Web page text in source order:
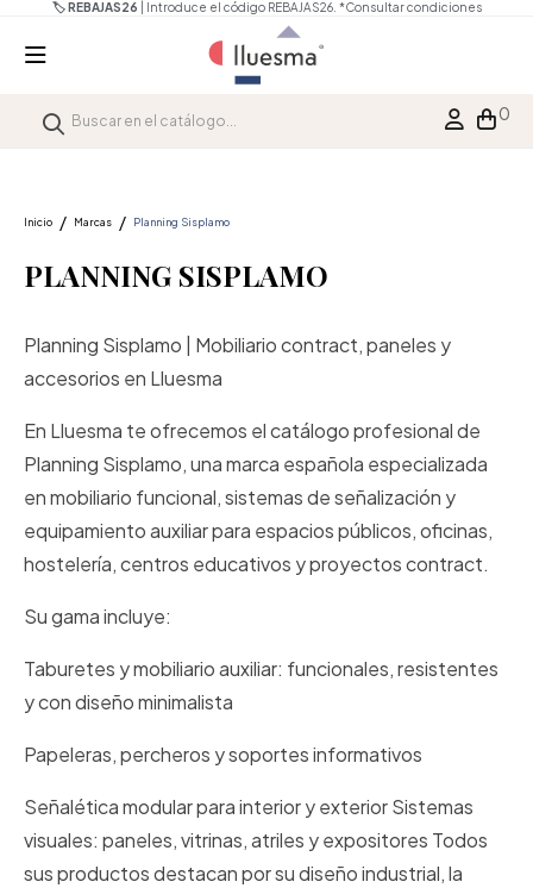
🏷️ REBAJAS26 | Introduce el código REBAJAS26. *Consultar condiciones
0
Inicio Marcas Planning Sisplamo
PLANNING SISPLAMO
Planning Sisplamo | Mobiliario contract, paneles y
accesorios en Lluesma
En Lluesma te ofrecemos el catálogo profesional de
Planning Sisplamo, una marca española especializada
en mobiliario funcional, sistemas de señalización y
equipamiento auxiliar para espacios públicos, oficinas,
hostelería, centros educativos y proyectos contract.
Su gama incluye:
Taburetes y mobiliario auxiliar: funcionales, resistentes
y con diseño minimalista
Papeleras, percheros y soportes informativos
Señalética modular para interior y exterior Sistemas
visuales: paneles, vitrinas, atriles y expositores Todos
sus productos destacan por su diseño industrial, la